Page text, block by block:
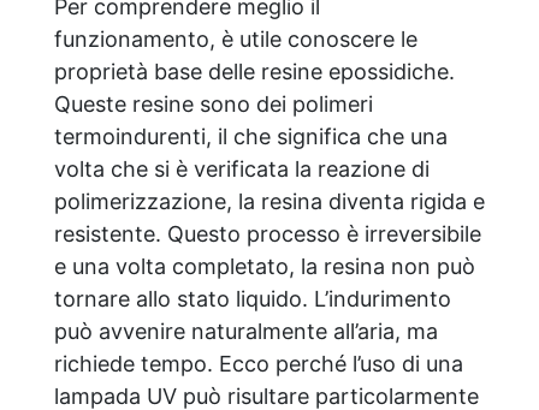
Per comprendere meglio il
funzionamento, è utile conoscere le
proprietà base delle resine epossidiche.
Queste resine sono dei polimeri
termoindurenti, il che significa che una
volta che si è verificata la reazione di
polimerizzazione, la resina diventa rigida e
resistente. Questo processo è irreversibile
e una volta completato, la resina non può
tornare allo stato liquido. L’indurimento
può avvenire naturalmente all’aria, ma
richiede tempo. Ecco perché l’uso di una
lampada UV può risultare particolarmente